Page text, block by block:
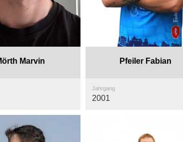
Marvin Pfeiler Fabian
Jahrgang
2001